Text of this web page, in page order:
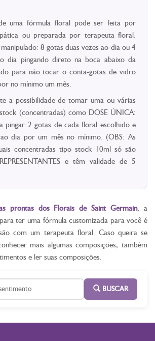
uma fórmula floral pode ser feita por
ou preparada por terapeuta floral.
8 gotas duas vezes ao dia ou 4
dia pingando direto na boca abaixo da
para não tocar o conta-gotas de vidro
no mínimo um mês.
a possibilidade de tomar uma ou várias
(concentradas) como DOSE ÚNICA:
pingar 2 gotas de cada floral escolhido e
dia por um mês no mínimo. (OBS: As
concentradas tipo stock 10ml só são
e têm validade de 5
prontas dos Florais de Saint Germain, a
ter uma fórmula customizada para você é
com um terapeuta floral. Caso queira se
mais algumas composições, também
e ler suas composições.
BUSCAR